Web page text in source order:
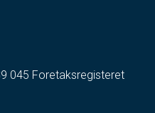
045 Foretaksregisteret